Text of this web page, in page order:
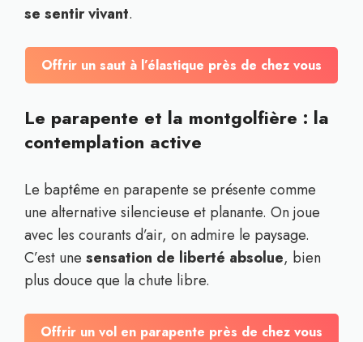
se sentir vivant.
Offrir un saut à l’élastique près de chez vous
Le parapente et la montgolfière : la
contemplation active
Le baptême en parapente se présente comme
une alternative silencieuse et planante. On joue
avec les courants d’air, on admire le paysage.
C’est une sensation de liberté absolue, bien
plus douce que la chute libre.
Offrir un vol en parapente près de chez vous